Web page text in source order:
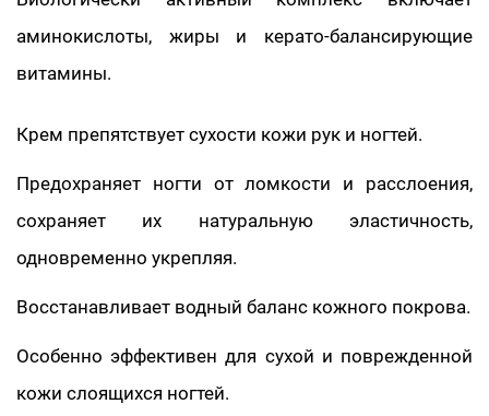
аминокислоты, жиры и керато-балансирующие
витамины.
Крем препятствует сухости кожи рук и ногтей.
Предохраняет ногти от ломкости и расслоения,
сохраняет их натуральную эластичность,
одновременно укрепляя.
Восстанавливает водный баланс кожного покрова.
Особенно эффективен для сухой и поврежденной
кожи слоящихся ногтей.